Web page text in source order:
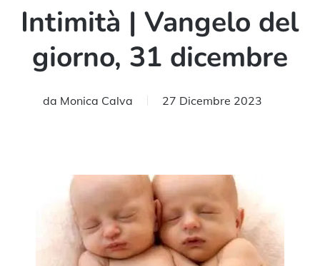
Intimità | Vangelo del
giorno, 31 dicembre
da Monica Calva 27 Dicembre 2023